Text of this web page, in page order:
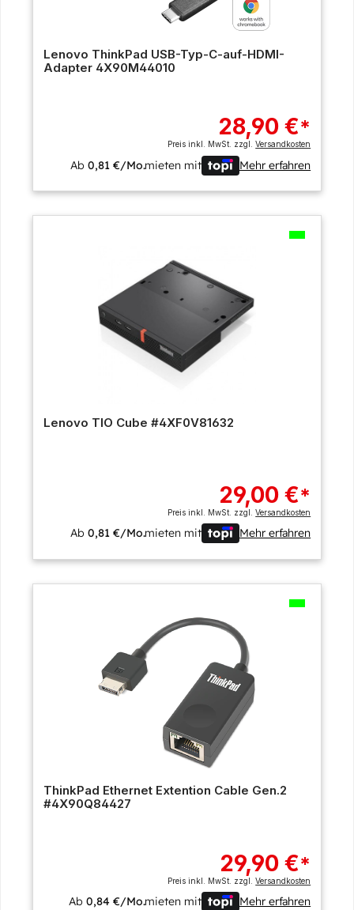
Lenovo ThinkPad USB-Typ-C-auf-HDMI-
Adapter 4X90M44010
28,90 €*
Preis inkl. MwSt. zzgl.Versandkosten
Ab0,81 €/Mo.mieten mit Mehr erfahren
Lenovo TIO Cube #4XF0V81632
29,00 €*
Preis inkl. MwSt. zzgl.Versandkosten
Ab0,81 €/Mo.mieten mit Mehr erfahren
ThinkPad Ethernet Extention Cable Gen.2
#4X90Q84427
29,90 €*
Preis inkl. MwSt. zzgl.Versandkosten
Ab0,84 €/Mo.mieten mit Mehr erfahren